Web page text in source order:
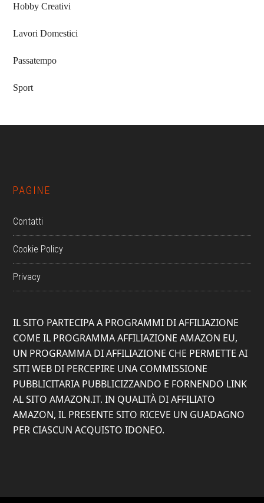
Hobby Creativi
Lavori Domestici
Passatempo
Sport
PAGINE
Contatti
Cookie Policy
Privacy
IL SITO PARTECIPA A PROGRAMMI DI AFFILIAZIONE
COME IL PROGRAMMA AFFILIAZIONE AMAZON EU,
UN PROGRAMMA DI AFFILIAZIONE CHE PERMETTE AI
SITI WEB DI PERCEPIRE UNA COMMISSIONE
PUBBLICITARIA PUBBLICIZZANDO E FORNENDO LINK
AL SITO AMAZON.IT. IN QUALITÀ DI AFFILIATO
AMAZON, IL PRESENTE SITO RICEVE UN GUADAGNO
PER CIASCUN ACQUISTO IDONEO.